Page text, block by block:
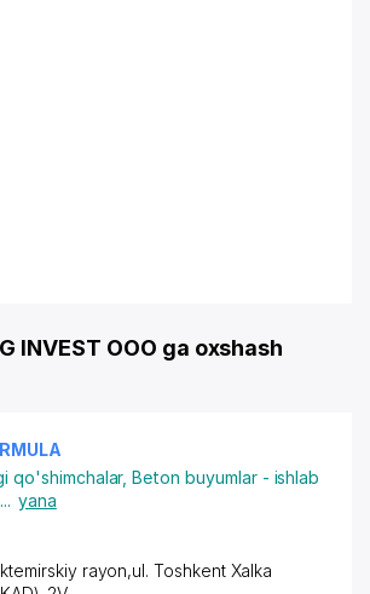
INVEST OOO ga oxshash
qo'shimchalar,Beton buyumlar - ishlab
... yana
rayon,ul. Toshkent Xalka